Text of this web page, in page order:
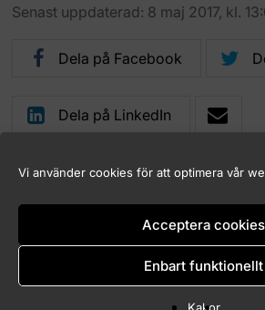
Vi använder cookies för att optimera vår
Acceptera cookies
Enbart funktionellt
Senast uppdaterad: 8 maj 2017, kl.
Dela på Facebook
Dela på LinkedIn
Logga in (endast för
Tillgänglighet för marknadskontroll.se